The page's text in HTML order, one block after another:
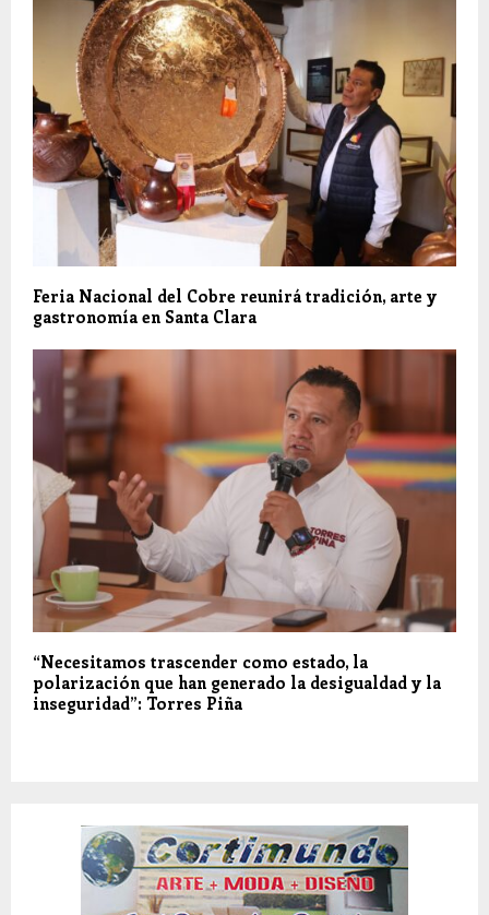
Feria Nacional del Cobre reunirá tradición, arte y
gastronomía en Santa Clara
“Necesitamos trascender como estado, la
polarización que han generado la desigualdad y la
inseguridad”: Torres Piña